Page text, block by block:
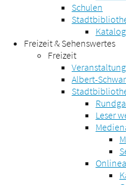
Schulen
Freizeit & Sehenswertes
Freizeit
Albert-
Leser